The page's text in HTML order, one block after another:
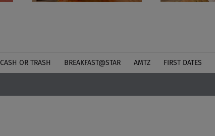
CASH OR TRASH BREAKFAST@STAR ΑΜΤΖ FIRST DATES